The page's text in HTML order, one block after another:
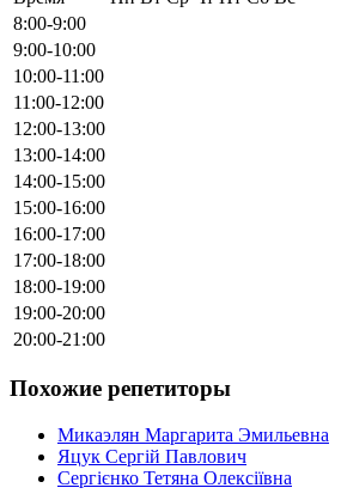
8:00-9:00
9:00-10:00
10:00-11:00
11:00-12:00
12:00-13:00
13:00-14:00
14:00-15:00
15:00-16:00
16:00-17:00
17:00-18:00
18:00-19:00
19:00-20:00
20:00-21:00
Похожие репетиторы
Микаэлян Маргарита Эмильевна
Яцук Сергій Павлович
Сергієнко Тетяна Олексіївна